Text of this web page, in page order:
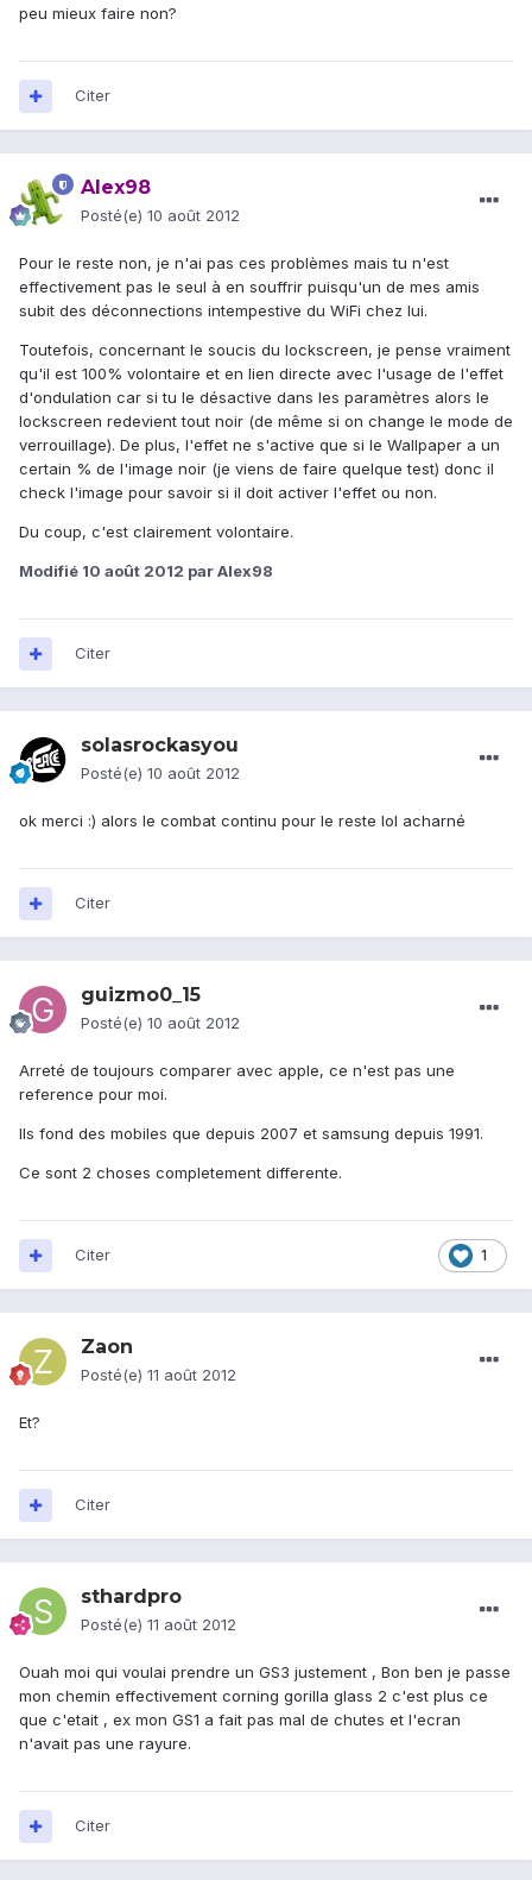
peu mieux faire non?
Citer
Alex98
Posté(e) 10 août 2012
Pour le reste non, je n'ai pas ces problèmes mais tu n'est
effectivement pas le seul à en souffrir puisqu'un de mes amis
subit des déconnections intempestive du WiFi chez lui.
Toutefois, concernant le soucis du lockscreen, je pense vraiment
qu'il est 100% volontaire et en lien directe avec l'usage de l'effet
d'ondulation car si tu le désactive dans les paramètres alors le
lockscreen redevient tout noir (de même si on change le mode de
verrouillage). De plus, l'effet ne s'active que si le Wallpaper a un
certain % de l'image noir (je viens de faire quelque test) donc il
check l'image pour savoir si il doit activer l'effet ou non.
Du coup, c'est clairement volontaire.
Modifié 10 août 2012 par Alex98
Citer
solasrockasyou
Posté(e) 10 août 2012
ok merci :) alors le combat continu pour le reste lol acharné
Citer
guizmo0_15
Posté(e) 10 août 2012
Arreté de toujours comparer avec apple, ce n'est pas une
reference pour moi.
Ils fond des mobiles que depuis 2007 et samsung depuis 1991.
Ce sont 2 choses completement differente.
1
Citer
Zaon
Posté(e) 11 août 2012
Et?
Citer
sthardpro
Posté(e) 11 août 2012
Ouah moi qui voulai prendre un GS3 justement , Bon ben je passe
mon chemin effectivement corning gorilla glass 2 c'est plus ce
que c'etait , ex mon GS1 a fait pas mal de chutes et l'ecran
n'avait pas une rayure.
Citer